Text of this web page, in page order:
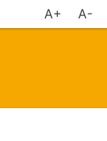
A+ A-